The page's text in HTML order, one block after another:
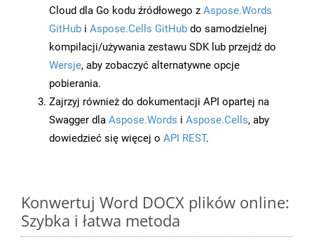
Cloud dla Go kodu źródłowego z Aspose.Words
GitHub i Aspose.Cells GitHub do samodzielnej
kompilacji/używania zestawu SDK lub przejdź do
Wersje, aby zobaczyć alternatywne opcje
pobierania.
Zajrzyj również do dokumentacji API opartej na
Swagger dla Aspose.Words i Aspose.Cells, aby
dowiedzieć się więcej o API REST.
Konwertuj Word DOCX plików online:
Szybka i łatwa metoda